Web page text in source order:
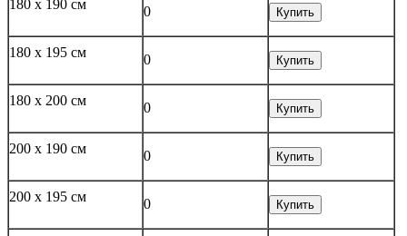
180 x 190 см 0 Купить
180 x 195 см 0 Купить
180 x 200 см 0 Купить
200 x 190 см 0 Купить
200 x 195 см 0 Купить